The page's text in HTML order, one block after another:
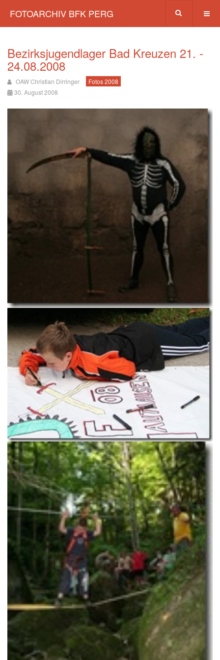
FOTOARCHIV BFK PERG
Bezirksjugendlager Bad Kreuzen 21. -
24.08.2008
OAW Christian Dirringer
Fotos 2008
30. August 2008